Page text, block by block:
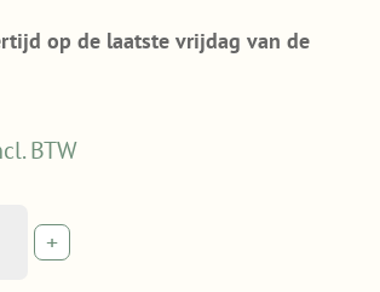
op de laatste vrijdag van de
BTW
+